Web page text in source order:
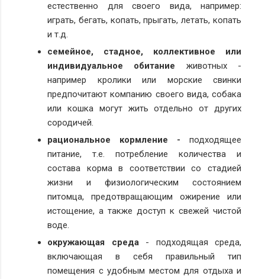
естественно для своего вида, например:
играть, бегать, копать, прыгать, летать, копать
и т.д.
семейное, стадное, коллективное или
индивидуальное обитание животных -
например кролики или морские свинки
предпочитают компанию своего вида, собака
или кошка могут жить отдельно от других
сородичей.
рациональное кормление - подходящее
питание, т.е. потребление количества и
состава корма в соответствии со стадией
жизни и физиологическим состоянием
питомца, предотвращающим ожирение или
истощение, а также доступ к свежей чистой
воде.
окружающая среда - подходящая среда,
включающая в себя правильный тип
помещения с удобным местом для отдыха и